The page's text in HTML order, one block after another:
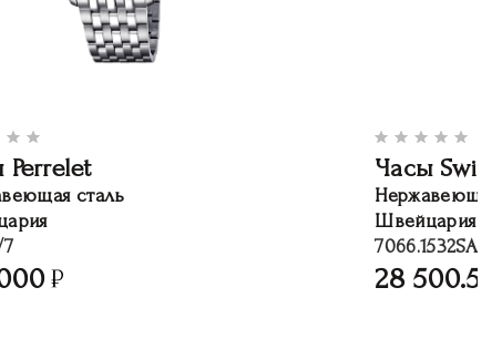
Perrelet
сталь
7
Часы
Нержавеющая
Швейцария
7066.1532SAM
28 500.50